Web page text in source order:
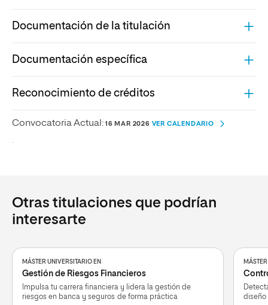
Documentación de la titulación
Documentación específica
Reconocimiento de créditos
Convocatoria Actual: 16 MAR 2026 VER CALENDARIO
.
Otras titulaciones que podrían
interesarte
MÁSTER UNIVERSITARIO EN
Gestión de Riesgos Financieros
Impulsa tu carrera financiera y lidera la gestión de
riesgos en banca y seguros de forma práctica
diseño